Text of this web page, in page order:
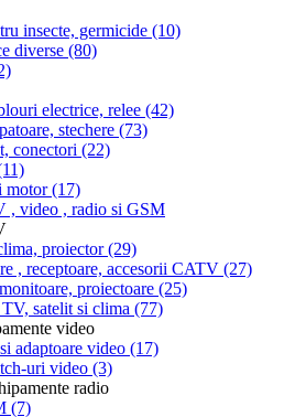
insecte, germicide (10)
diverse (80)
electrice, relee (42)
stechere (73)
conectori (22)
motor(17)
, video , radio si GSM
proiector(29)
, receptoare, accesorii CATV (27)
proiectoare (25)
satelit si clima (77)
video
adaptoare video (17)
uri video (3)
radio
(7)